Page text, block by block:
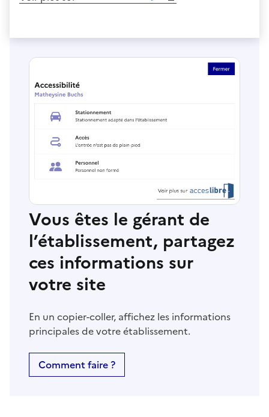
Vous êtes le gérant de
l’établissement, partagez
ces informations sur
votre site
En un copier-coller, affichez les informations
principales de votre établissement.
Comment faire ?